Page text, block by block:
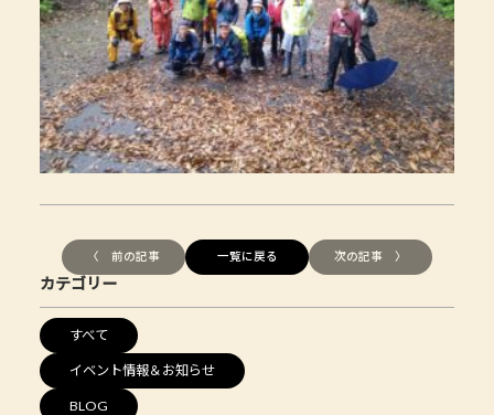
〈 前の記事 一覧に戻る 次の記事 〉
カテゴリー
すべて
イベント情報＆お知らせ
BLOG